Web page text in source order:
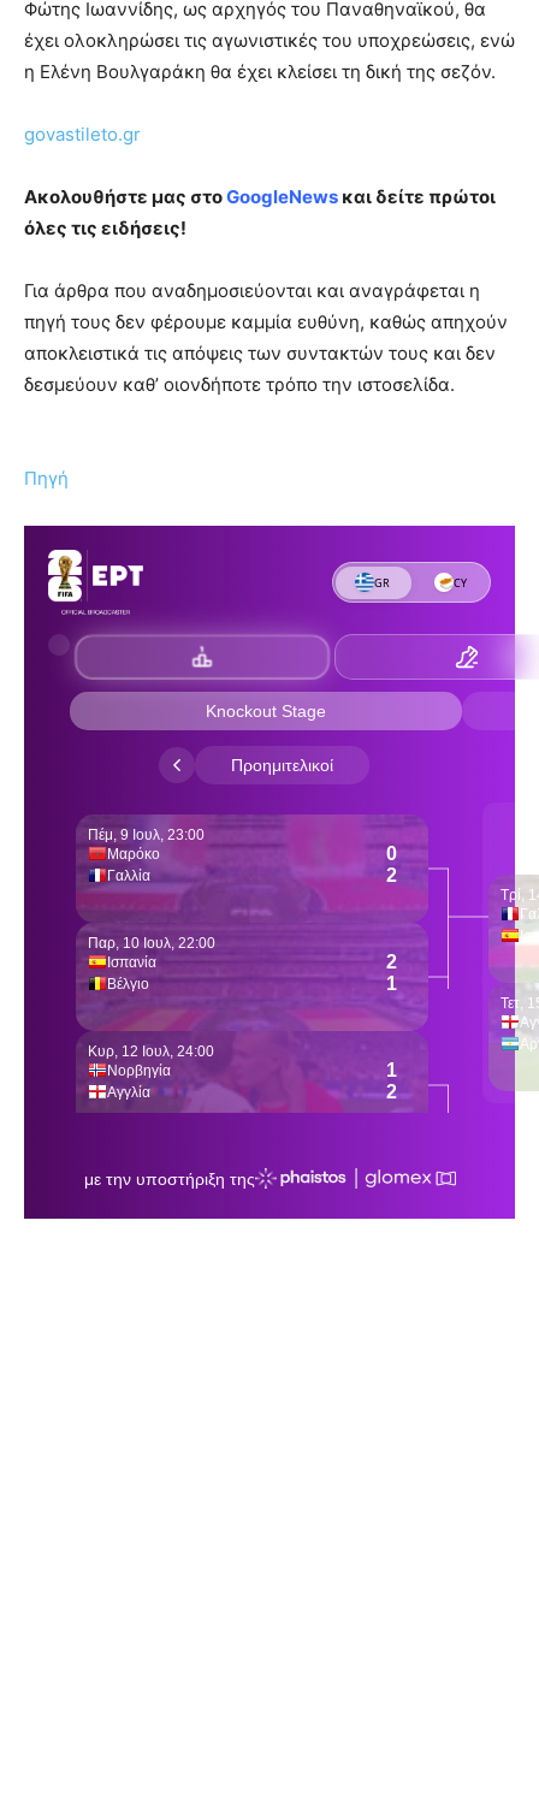
Φώτης Ιωαννίδης, ως αρχηγός του Παναθηναϊκού, θα
έχει ολοκληρώσει τις αγωνιστικές του υποχρεώσεις, ενώ
η Ελένη Βουλγαράκη θα έχει κλείσει τη δική της σεζόν.
govastileto.gr
Ακολουθήστε μας στοGoogleNews και δείτε πρώτοι
όλες τις ειδήσεις!
Για άρθρα που αναδημοσιεύονται και αναγράφεται η
πηγή τους δεν φέρουμε καμμία ευθύνη, καθώς απηχούν
αποκλειστικά τις απόψεις των συντακτών τους και δεν
δεσμεύουν καθ’ οιονδήποτε τρόπο την ιστοσελίδα.
Πηγή